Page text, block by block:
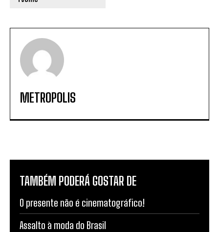
METROPOLIS
TAMBÉM PODERÁ GOSTAR DE
O presente não é cinematográfico!
Assalto à moda do Brasil